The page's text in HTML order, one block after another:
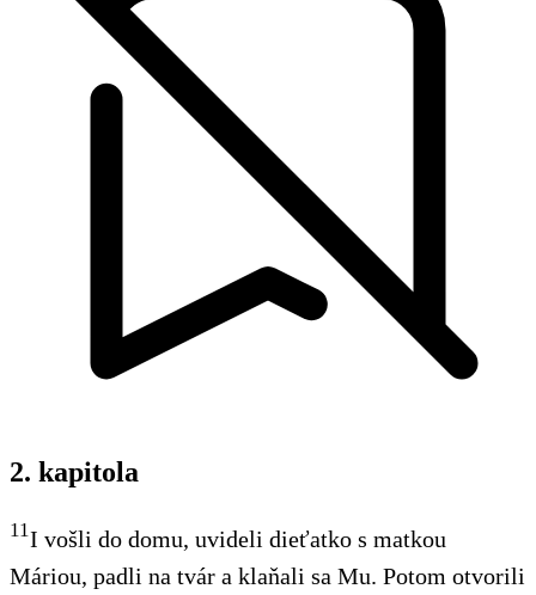
2. kapitola
11I vošli do domu, uvideli dieťatko s matkou
Máriou, padli na tvár a klaňali sa Mu. Potom otvorili